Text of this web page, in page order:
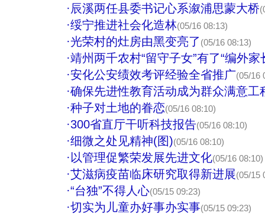
·辰溪两任县委书记心系溆浦思蒙大桥
·绥宁推进社会化造林(05/16 08:13)
·光荣村的灶房由黑变亮了 (05/16 08:13)
·靖州两千农村“留守子女”有了“编外家
·安化公安绩效考评经验全省推广(05/16
·确保先进性教育活动成为群众满意工
·种子对土地的眷恋(05/16 08:10)
·300省直厅干听科技报告(05/16 08:10)
·细微之处见精神(图)(05/16 08:10)
·以管理促繁荣发展先进文化(05/16 08:10)
·艾滋病疫苗临床研究取得新进展(05/15
·“台独”不得人心(05/15 09:23)
·切实为儿童办好事办实事(05/15 09:23)